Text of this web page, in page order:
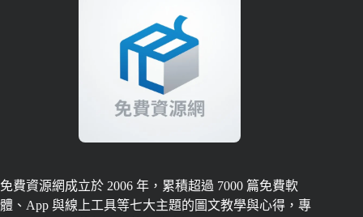
免費資源網成立於 2006 年，累積超過 7000 篇免費軟
體、App 與線上工具等七大主題的圖文教學與心得，專